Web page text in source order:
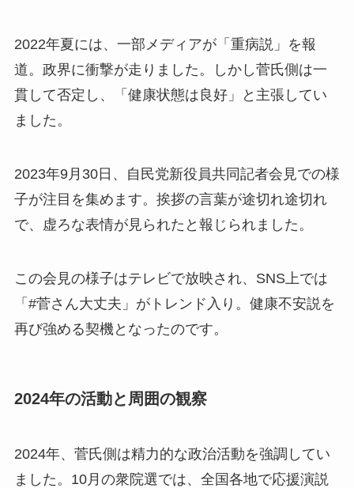
2022年夏には、一部メディアが「重病説」を報
道。政界に衝撃が走りました。しかし菅氏側は一
貫して否定し、「健康状態は良好」と主張してい
ました。
2023年9月30日、自民党新役員共同記者会見での様
子が注目を集めます。挨拶の言葉が途切れ途切れ
で、虚ろな表情が見られたと報じられました。
この会見の様子はテレビで放映され、SNS上では
「#菅さん大丈夫」がトレンド入り。健康不安説を
再び強める契機となったのです。
2024年の活動と周囲の観察
2024年、菅氏側は精力的な政治活動を強調してい
ました。10月の衆院選では、全国各地で応援演説